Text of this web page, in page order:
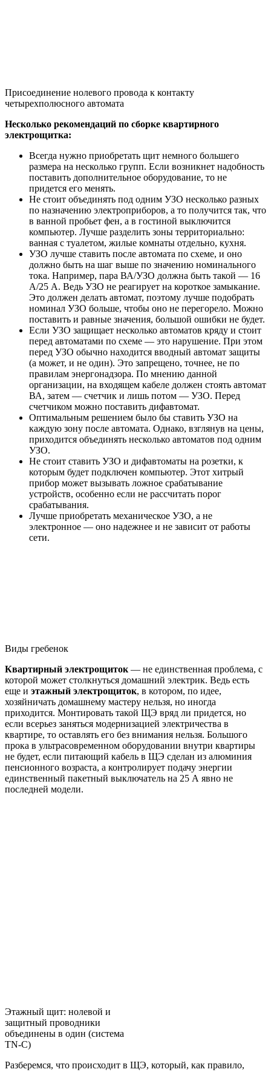
Присоединение нолевого провода к контакту
четырехполюсного автомата
Несколько рекомендаций по сборке квартирного
электрощитка:
Всегда нужно приобретать щит немного большего
размера на несколько групп. Если возникнет надобность
поставить дополнительное оборудование, то не
придется его менять.
Не стоит объединять под одним УЗО несколько разных
по назначению электроприборов, а то получится так, что
в ванной пробьет фен, а в гостиной выключится
компьютер. Лучше разделить зоны территориально:
ванная с туалетом, жилые комнаты отдельно, кухня.
УЗО лучше ставить после автомата по схеме, и оно
должно быть на шаг выше по значению номинального
тока. Например, пара ВА/УЗО должна быть такой — 16
А/25 А. Ведь УЗО не реагирует на короткое замыкание.
Это должен делать автомат, поэтому лучше подобрать
номинал УЗО больше, чтобы оно не перегорело. Можно
поставить и равные значения, большой ошибки не будет.
Если УЗО защищает несколько автоматов кряду и стоит
перед автоматами по схеме — это нарушение. При этом
перед УЗО обычно находится вводный автомат защиты
(а может, и не один). Это запрещено, точнее, не по
правилам энергонадзора. По мнению данной
организации, на входящем кабеле должен стоять автомат
ВА, затем — счетчик и лишь потом — УЗО. Перед
счетчиком можно поставить дифавтомат.
Оптимальным решением было бы ставить УЗО на
каждую зону после автомата. Однако, взглянув на цены,
приходится объединять несколько автоматов под одним
УЗО.
Не стоит ставить УЗО и дифавтоматы на розетки, к
которым будет подключен компьютер. Этот хитрый
прибор может вызывать ложное срабатывание
устройств, особенно если не рассчитать порог
срабатывания.
Лучше приобретать механическое УЗО, а не
электронное — оно надежнее и не зависит от работы
сети.
Виды гребенок
Квартирный электрощиток — не единственная проблема, с
которой может столкнуться домашний электрик. Ведь есть
еще и этажный электрощиток, в котором, по идее,
хозяйничать домашнему мастеру нельзя, но иногда
приходится. Монтировать такой ЩЭ вряд ли придется, но
если всерьез заняться модернизацией электричества в
квартире, то оставлять его без внимания нельзя. Большого
прока в ультрасовременном оборудовании внутри квартиры
не будет, если питающий кабель в ЩЭ сделан из алюминия
пенсионного возраста, а контролирует подачу энергии
единственный пакетный выключатель на 25 А явно не
последней модели.
Этажный щит: нолевой и
защитный проводники
объединены в один (система
TN-C)
Разберемся, что происходит в ЩЭ, который, как правило,